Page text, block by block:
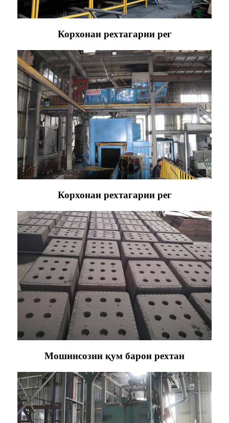
Корхонаи рехтагарии рег
Корхонаи рехтагарии рег
Мошинсозии қум барои рехтан